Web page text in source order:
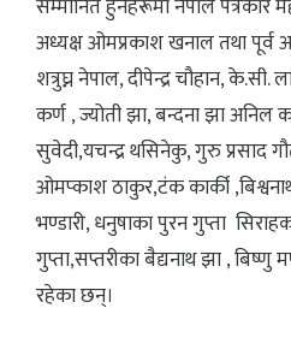
सम्मानित हुनेहरूमा नेपाल पत्रकार
अध्यक्ष ओमप्रकाश खनाल तथा पूर्व
शत्रुघ्न नेपाल, दीपेन्द्र चौहान, के.सी.
कर्ण , ज्योती झा, बन्दना झा अनिल
सुवेदी,यचन्द्र थसिनेकु, गुरु प्रसाद
ओमप्काश ठाकुर,टंक कार्की
भण्डारी, धनुषाका पुरन गुप्ता
गुप्ता,सप्तरीका बैद्यनाथ झा ,
रहेका छन्।